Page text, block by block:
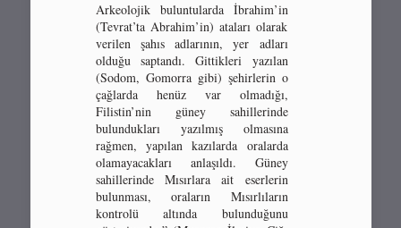
Arkeolojik buluntularda İbrahim’in
(Tevrat’ta Abrahim’in) ataları olarak
verilen şahıs adlarının, yer adları
olduğu saptandı. Gittikleri yazılan
(Sodom, Gomorra gibi) şehirlerin o
çağlarda henüz var olmadığı,
Filistin’nin güney sahillerinde
bulundukları yazılmış olmasına
rağmen, yapılan kazılarda oralarda
olamayacakları anlaşıldı. Güney
sahillerinde Mısırlara ait eserlerin
bulunması, oraların Mısırlıların
kontrolü altında bulunduğunu